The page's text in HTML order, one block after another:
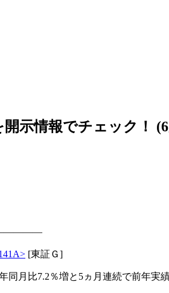
開示情報でチェック！
[東証Ｇ]
同月比7.2％増と5ヵ月連続で前年実